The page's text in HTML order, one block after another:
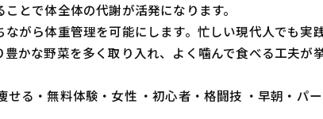
とで体全体の代謝が活発になります。
がら体重管理を可能にします。忙しい現代人でも実
かな野菜を多く取り入れ、よく噛んで食べる工夫が挙
る・無料体験・女性 ・初心者・格闘技 ・早朝・パ